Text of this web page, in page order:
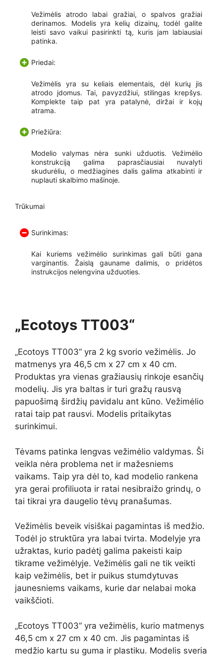
Vežimėlis atrodo labai gražiai, o spalvos gražiai
derinamos. Modelis yra kelių dizainų, todėl galite
leisti savo vaikui pasirinkti tą, kuris jam labiausiai
patinka.
Priedai:
Vežimėlis yra su keliais elementais, dėl kurių jis
atrodo įdomus. Tai, pavyzdžiui, stilingas krepšys.
Komplekte taip pat yra patalynė, diržai ir kojų
atrama.
Priežiūra:
Modelio valymas nėra sunki užduotis. Vežimėlio
konstrukciją galima paprasčiausiai nuvalyti
skudurėliu, o medžiagines dalis galima atkabinti ir
nuplauti skalbimo mašinoje.
Trūkumai
Surinkimas:
Kai kuriems vežimėlio surinkimas gali būti gana
varginantis. Žaislą gauname dalimis, o pridėtos
instrukcijos nelengvina užduoties.
„Ecotoys TT003“
„Ecotoys TT003“ yra 2 kg svorio vežimėlis. Jo
matmenys yra 46,5 cm x 27 cm x 40 cm.
Produktas yra vienas gražiausių rinkoje esančių
modelių. Jis yra baltas ir turi gražų rausvą
papuošimą širdžių pavidalu ant kūno. Vežimėlio
ratai taip pat rausvi. Modelis pritaikytas
surinkimui.
Tėvams patinka lengvas vežimėlio valdymas. Ši
veikla nėra problema net ir mažesniems
vaikams. Taip yra dėl to, kad modelio rankena
yra gerai profiliuota ir ratai nesibraižo grindų, o
tai tikrai yra daugelio tėvų pranašumas.
Vežimėlis beveik visiškai pagamintas iš medžio.
Todėl jo struktūra yra labai tvirta. Modelyje yra
užraktas, kurio padėtį galima pakeisti kaip
tikrame vežimėlyje. Vežimėlis gali ne tik veikti
kaip vežimėlis, bet ir puikus stumdytuvas
jaunesniems vaikams, kurie dar nelabai moka
vaikščioti.
„Ecotoys TT003“ yra vežimėlis, kurio matmenys
46,5 cm x 27 cm x 40 cm. Jis pagamintas iš
medžio kartu su guma ir plastiku. Modelis sveria